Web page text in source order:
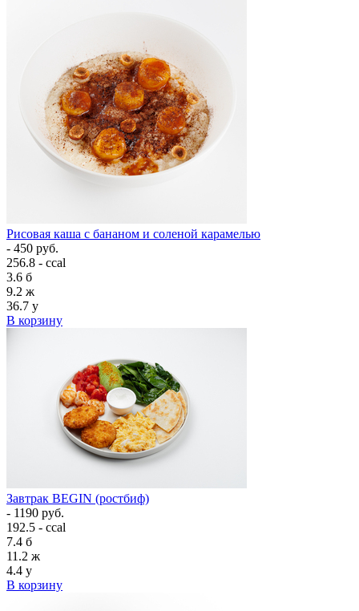
Рисовая каша с бананом и соленой карамелью
- 450 руб.
256.8 - ccal
3.6 б
9.2 ж
36.7 у
В корзину
Завтрак BEGIN (ростбиф)
- 1190 руб.
192.5 - ccal
7.4 б
11.2 ж
4.4 у
В корзину